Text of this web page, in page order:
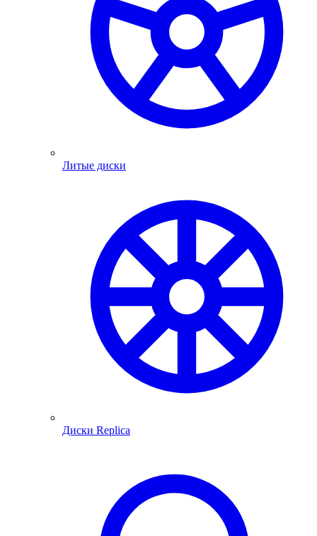
Литые диски
Диски Replica